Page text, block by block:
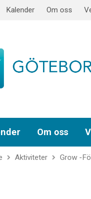
Kalender Om oss
Om oss
Aktiviteter Grow -